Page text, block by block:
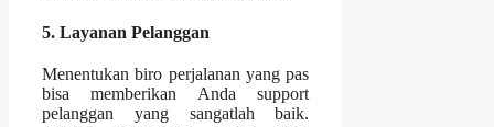
5. Layanan Pelanggan
Menentukan biro perjalanan yang pas
bisa memberikan Anda support
pelanggan yang sangatlah baik.